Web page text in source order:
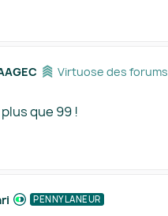
Virtuose des forums
que 99 !
PENNYLANEUR